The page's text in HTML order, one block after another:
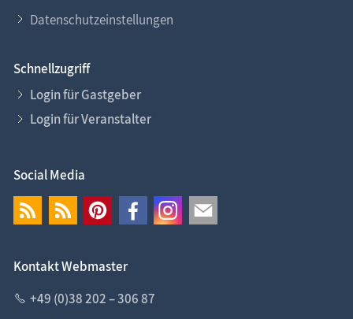
Datenschutzeinstellungen
Schnellzugriff
Login für Gastgeber
Login für Veranstalter
Social Media
Kontakt Webmaster
+49 (0)38 202 – 306 87